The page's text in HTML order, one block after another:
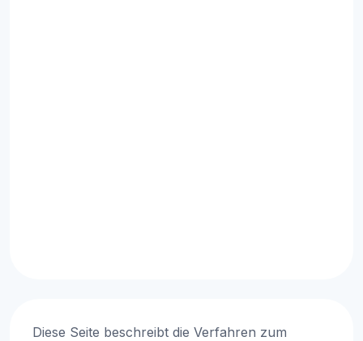
Diese Seite beschreibt die Verfahren zum